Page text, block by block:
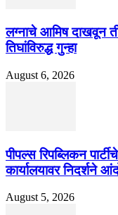
लग्नाचे आमिष दाखवून
तिघांविरुद्ध गुन्हा
August 6, 2026
पीपल्स रिपब्लिकन
कार्यालयावर निदर्शने
August 5, 2026